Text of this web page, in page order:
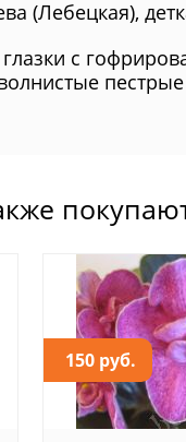
(Лебецкая),
с
150 руб.